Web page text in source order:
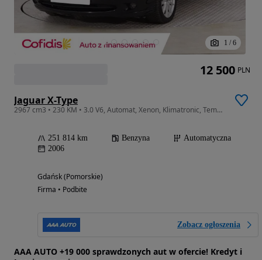
1 / 6
Jaguar X-Type
2967 cm3 • 230 KM • 3.0 V6, Automat, Xenon, Klimatronic, Tempomat, Parktronic,
251 814 km Benzyna
Automatyczna
2006
Gdańsk (Pomorskie)
Firma • Podbite
Zobacz ogłoszenia
AAA AUTO +19 000 sprawdzonych aut w ofercie! Kredyt i
12 500 PLN